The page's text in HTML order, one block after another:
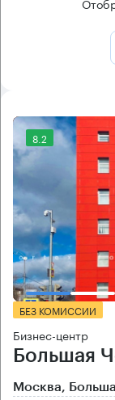
8.2
БЕЗ КОМИССИИ
Бизнес-центр
Большая
Москва,